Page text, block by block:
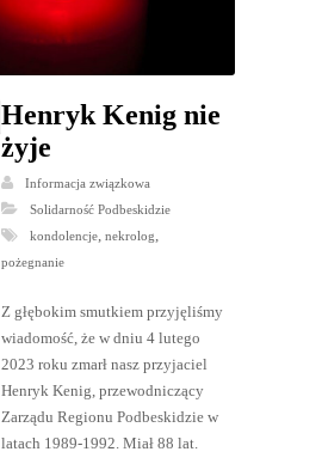
Henryk Kenig nie
żyje
Informacja związkowa
Solidarność Podbeskidzie
kondolencje, nekrolog
pożegnanie
Z głębokim smutkiem przyjęliśmy
wiadomość, że w dniu 4 lutego
2023 roku zmarł nasz przyjaciel
Henryk Kenig, przewodniczący
Zarządu Regionu Podbeskidzie w
latach 1989-1992. Miał 88 lat.